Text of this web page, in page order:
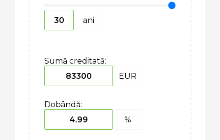
ani
Sumă creditată:
EUR
Dobândă:
%